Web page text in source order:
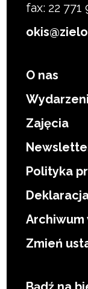
fax: 22 771
O nas
Zajęcia
Polityka
Archiwum
Zmień